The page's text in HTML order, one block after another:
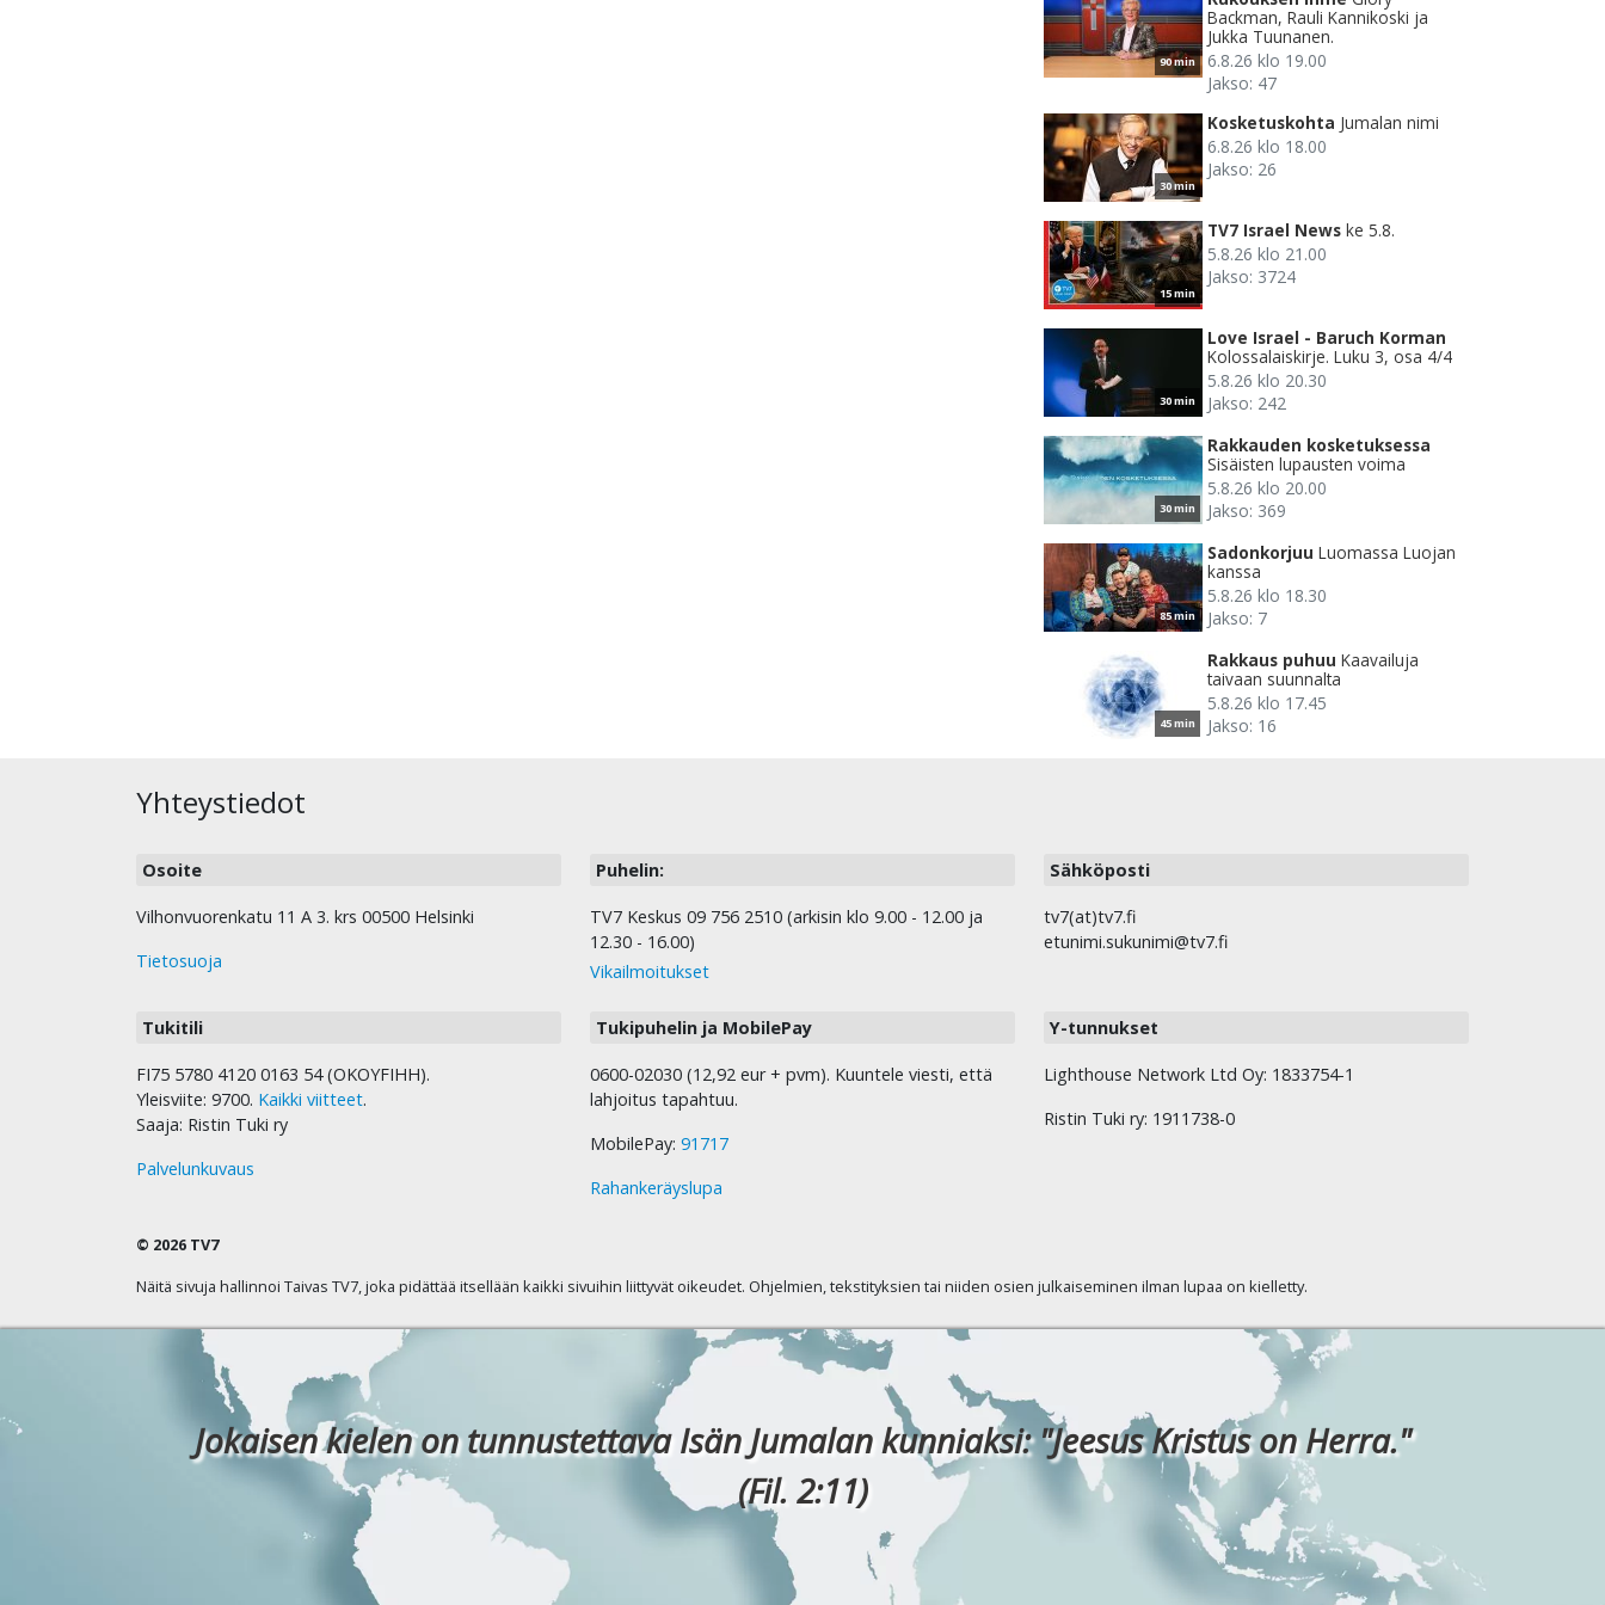
90 min
Backman, Rauli Kannikoski ja
Jukka Tuunanen.
6.8.26 klo 19.00
Jakso: 47
30 min
Kosketuskohta Jumalan nimi
6.8.26 klo 18.00
Jakso: 26
15 min
TV7 Israel News ke 5.8.
5.8.26 klo 21.00
Jakso: 3724
30 min
Love Israel - Baruch Korman
Kolossalaiskirje. Luku 3, osa 4/4
5.8.26 klo 20.30
Jakso: 242
30 min
Rakkauden kosketuksessa
Sisäisten lupausten voima
5.8.26 klo 20.00
Jakso: 369
85 min
Sadonkorjuu Luomassa Luojan
kanssa
5.8.26 klo 18.30
Jakso: 7
45 min
Rakkaus puhuu Kaavailuja
taivaan suunnalta
5.8.26 klo 17.45
Jakso: 16
Yhteystiedot
Osoite
Vilhonvuorenkatu 11 A 3. krs 00500 Helsinki
Tietosuoja
Puhelin:
TV7 Keskus 09 756 2510 (arkisin klo 9.00 - 12.00 ja
12.30 - 16.00)
Vikailmoitukset
Sähköposti
tv7(at)tv7.fi
etunimi.sukunimi@tv7.fi
Tukitili
FI75 5780 4120 0163 54 (OKOYFIHH).
Yleisviite: 9700. Kaikki viitteet.
Saaja: Ristin Tuki ry
Palvelunkuvaus
Tukipuhelin ja MobilePay
0600-02030 (12,92 eur + pvm). Kuuntele viesti, että
lahjoitus tapahtuu.
MobilePay: 91717
Rahankeräyslupa
Y-tunnukset
Lighthouse Network Ltd Oy: 1833754-1
Ristin Tuki ry: 1911738-0
© 2026 TV7
Näitä sivuja hallinnoi Taivas TV7, joka pidättää itsellään kaikki sivuihin liittyvät oikeudet. Ohjelmien, tekstityksien tai niiden osien julkaiseminen ilman lupaa on kielletty.
Jokaisen kielen on tunnustettava Isän Jumalan kunniaksi: "Jeesus Kristus on Herra."
(Fil. 2:11)